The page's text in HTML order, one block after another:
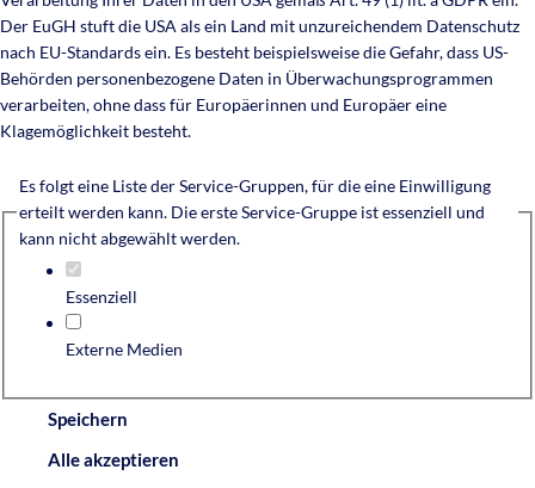
Der EuGH stuft die USA als ein Land mit unzureichendem Datenschutz
nach EU-Standards ein. Es besteht beispielsweise die Gefahr, dass US-
Behörden personenbezogene Daten in Überwachungsprogrammen
verarbeiten, ohne dass für Europäerinnen und Europäer eine
Klagemöglichkeit besteht.
Es folgt eine Liste der Service-Gruppen, für die eine Einwilligung
erteilt werden kann. Die erste Service-Gruppe ist essenziell und
kann nicht abgewählt werden.
Essenziell
Externe Medien
Speichern
Alle akzeptieren